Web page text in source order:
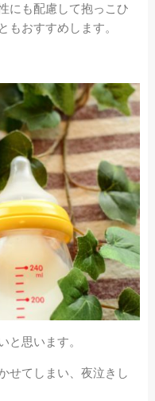
にも配慮して抱っこひ
もおすすめします。
と思います。
せてしまい、夜泣きし